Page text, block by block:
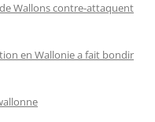
Wallons contre-attaquent
en Wallonie a fait bondir